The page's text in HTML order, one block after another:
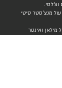
וצ'לסי.
מנצ'סטר סיטי
מילאן ואינטר